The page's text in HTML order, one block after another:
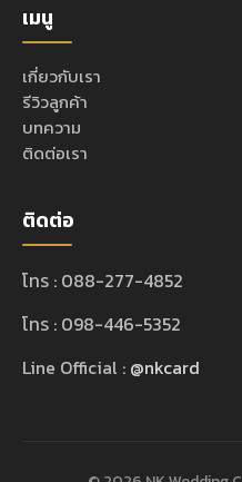
เมนู
เกี่ยวกับเรา
รีวิวลูกค้า
บทความ
ติดต่อเรา
ติดต่อ
โทร : 088-277-4852
โทร : 098-446-5352
Line Official : @nkcard